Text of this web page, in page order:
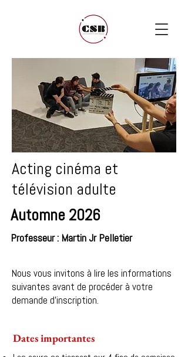
Acting cinéma et
télévision adulte
Automne 2026
Professeur : Martin Jr Pelletier
Nous vous invitons à lire les informations
suivantes avant de procéder à votre
demande d'inscription.
Dates importantes